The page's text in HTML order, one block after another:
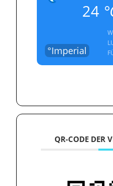
24
°Imperial
QR-CODE DER